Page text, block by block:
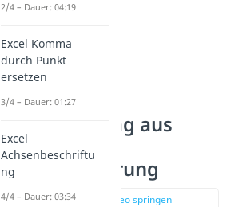
Wochentag aus
mit
zur Stelle im Video springen
2/4 – Dauer: 04:19
Excel Komma
durch Punkt
ersetzen
3/4 – Dauer: 01:27
Excel
Achsenbeschriftu
ng
4/4 – Dauer: 03:34